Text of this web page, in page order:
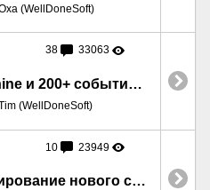
(WellDoneSoft)
38 33063
Бесплатная Time Machine и 200+ событий для упражнений на карантине
(WellDoneSoft)
10 23949
Бесплатное бета-тестирование нового сервиса Time Machine для MarketFeeder Pro